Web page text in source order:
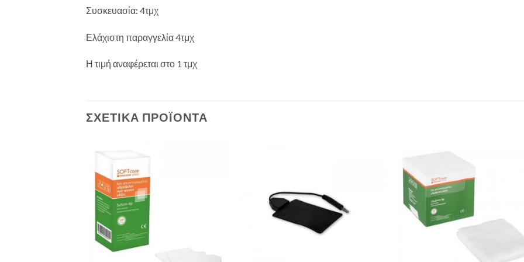
Συσκευασία: 4τμχ
Ελάχιστη παραγγελία 4τμχ
Η τιμή αναφέρεται στο 1 τμχ
ΣΧΕΤΙΚΆ ΠΡΟΪΌΝΤΑ